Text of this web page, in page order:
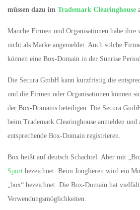
müssen dazu im Trademark Clearinghouse
Manche Firmen und Organisationen habe
nicht als Marke angemeldet. Auch solche
können eine Box-Domain in der Sunrise
Die Secura GmbH kann kurzfristig die
und die Firmen oder Organisationen können
der Box-Domains beteiligen. Die Secura
beim Trademark Clearinghouse anmelden und
entsprechende Box-Domain registrieren.
Box heißt auf deutsch Schachtel. Aber mit
Sport bezeichnet. Beim Jonglieren wird ein
„box“ bezeichnet. Die Box-Domain hat
Verwendungsmöglichkeiten.